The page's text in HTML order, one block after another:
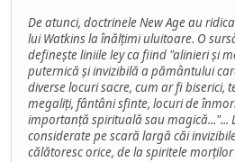
De atunci, doctrinele New Age au
lui Watkins la înălțimi uluitoare. O
definește liniile ley ca fiind "alinieri și
puternică și invizibilă a pământului
diverse locuri sacre, cum ar fi biserici,
megaliți, fântâni sfinte, locuri de
importanță spirituală sau magică..."...
considerate pe scară largă căi
călătoresc orice, de la spiritele